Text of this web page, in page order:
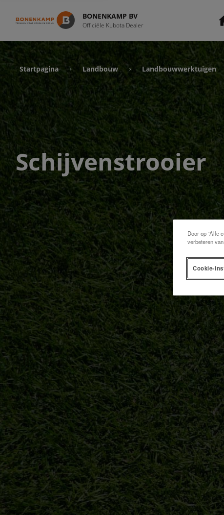
BONENKAMP BV
Officiële Kubota Dealer
Startpagina › Landbouw › Landbouwwerktuigen
Schijvenstrooier
Door op “Alle
verbeteren
Cookie-